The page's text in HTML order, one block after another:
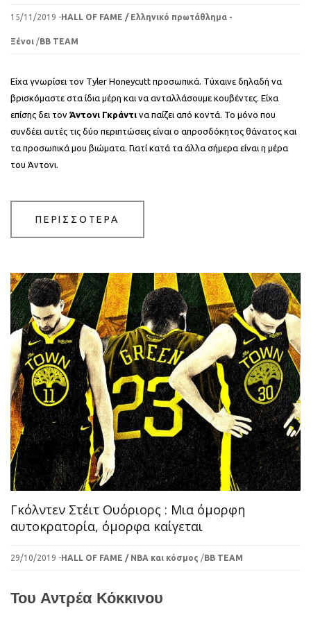
15/11/2019 -HALL OF FAME / Ελληνικό πρωτάθλημα -
Ξένοι /BB TEAM
Είχα γνωρίσει τον Tyler Honeycutt προσωπικά. Τύχαινε δηλαδή να
βρισκόμαστε στα ίδια μέρη και να ανταλλάσουμε κουβέντες. Είχα
επίσης δει τον Άντονι Γκράντι να παίζει από κοντά. Το μόνο που
συνδέει αυτές τις δύο περιπτώσεις είναι ο απροσδόκητος θάνατος και
τα προσωπικά μου βιώματα. Γιατί κατά τα άλλα σήμερα είναι η μέρα
του Άντονι.
ΠΕΡΙΣΣΟΤΕΡΑ
Γκόλντεν Στέιτ Ουόριορς : Μια όμορφη
αυτοκρατορία, όμορφα καίγεται
29/10/2019 -HALL OF FAME / ΝΒΑ και κόσμος /BB TEAM
Του Αντρέα Κόκκινου